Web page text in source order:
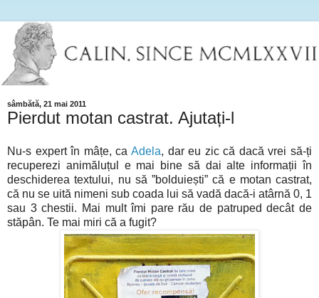
sâmbătă, 21 mai 2011
Pierdut motan castrat. Ajutați-l
Nu-s expert în mâțe, ca Adela, dar eu zic că dacă vrei să-ți
recuperezi animăluțul e mai bine să dai alte informații în
deschiderea textului, nu să ”bolduiești” că e motan castrat,
că nu se uită nimeni sub coada lui să vadă dacă-i atârnă 0, 1
sau 3 chestii. Mai mult îmi pare rău de patruped decât de
stăpân. Te mai miri că a fugit?